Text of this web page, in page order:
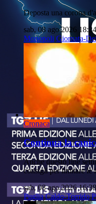
Deposta una corona
sab, 08 ago 2026 18:24
Monopoli Giornata-
Cronaca
Continua la
Anche questo fine
consigli per limitare le
sab, 08 ago 2026 16:38
Puglia Caldo-Torrido